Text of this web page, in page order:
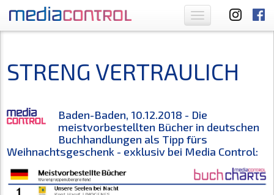
Toggle
navigation
STRENG VERTRAULICH
Baden-Baden, 10.12.2018 - Die
meistvorbestellten Bücher in deutschen
Buchhandlungen als Tipp fürs
Weihnachtsgeschenk - exklusiv bei Media Control: